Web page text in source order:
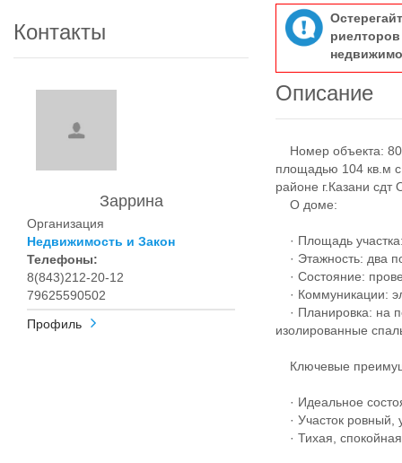
Контакты
Заррина
Организация
Недвижимость и Закон
Телефоны:
8(843)212-20-12
79625590502
Профиль
Описание
Номер объекта:
площадью 104 кв.м
районе г.Казани
О доме:
· Площадь
· Этажность: два
· Состояние:
· Коммуникации:
· Планировка: на
изолированные
Ключевые
· Идеальное
· Участок ровный,
· Тихая,